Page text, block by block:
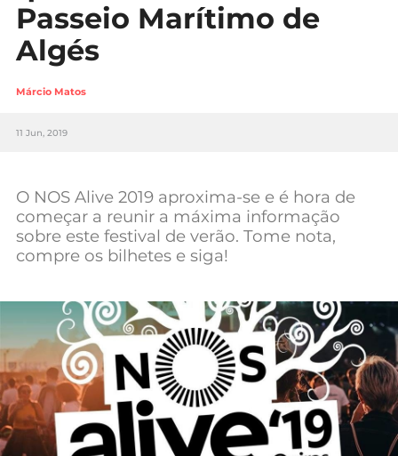
Casa
Lifestyle
Sociedade
Tecnologia
Negócios
Mundial 2026
Passeio Marítimo de
Algés
Márcio Matos
11 Jun, 2019
O NOS Alive 2019 aproxima-se e é hora de
começar a reunir a máxima informação
sobre este festival de verão. Tome nota,
compre os bilhetes e siga!